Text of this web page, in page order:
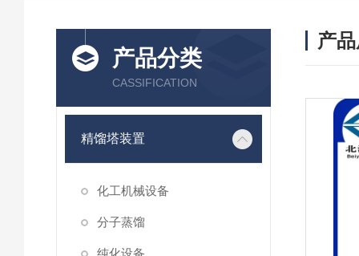
产品分类
CASSIFICATION
精馏塔装置
化工机械设备
分子蒸馏
纯化设备
产